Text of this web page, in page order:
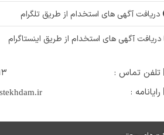
دریافت آگهی های استخدام از طریق تلگرام
دریافت آگهی های استخدام از طریق اینستاگرام
تلفن تماس :
رایانامه :